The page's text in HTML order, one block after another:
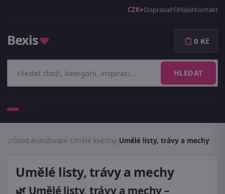
CZK DopravaPřihlásitKontakt
Bexis♥
HLEDAT
0 Kč
Úvod Aranžování Umělé květiny Umělé listy, trávy a mechy
Umělé listy, trávy a mechy
🌿 Umělé listy, trávy a mechy –